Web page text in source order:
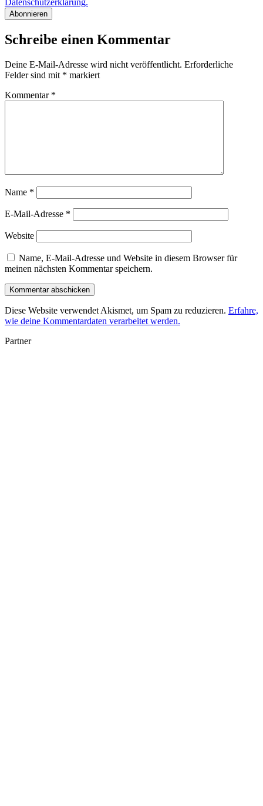
Datenschutzerklärung.
Schreibe einen Kommentar
Deine E-Mail-Adresse wird nicht veröffentlicht. Erforderliche
Felder sind mit * markiert
Kommentar *
Name *
E-Mail-Adresse *
Website
Name, E-Mail-Adresse und Website in diesem Browser für
meinen nächsten Kommentar speichern.
Diese Website verwendet Akismet, um Spam zu reduzieren. Erfahre,
wie deine Kommentardaten verarbeitet werden.
Partner